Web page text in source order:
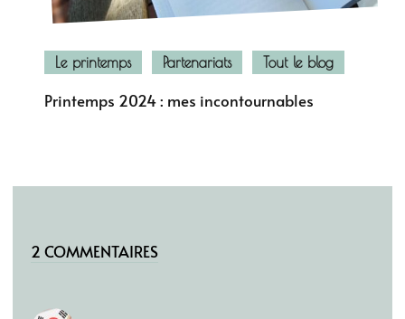
Le printemps Partenariats Tout le blog
Printemps 2024 : mes incontournables
2 COMMENTAIRES